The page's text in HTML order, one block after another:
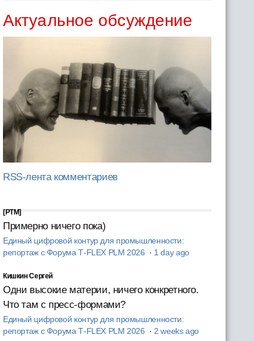
Актуальное обсуждение
RSS-лента комментариев
[PTM]
Примерно ничего пока)
Единый цифровой контур для промышленности:
репортаж с Форума T‑FLEX PLM 2026 · 1 day ago
Кишкин Сергей
Одни высокие материи, ничего конкретного.
Что там с пресс-формами?
Единый цифровой контур для промышленности:
репортаж с Форума T‑FLEX PLM 2026 · 2 weeks ago